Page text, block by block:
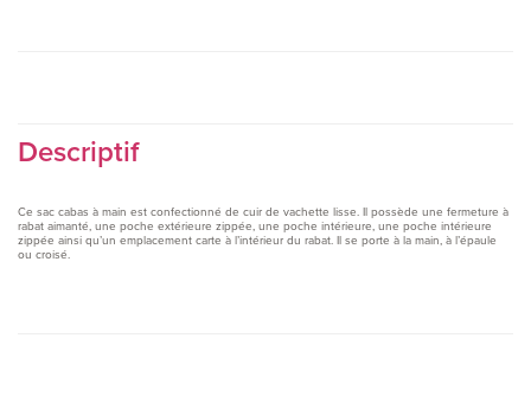
Descriptif
Ce sac cabas à main est confectionné de cuir de vachette lisse. Il possède une fermeture à
rabat aimanté, une poche extérieure zippée, une poche intérieure, une poche intérieure
zippée ainsi qu’un emplacement carte à l’intérieur du rabat. Il se porte à la main, à l’épaule
ou croisé.